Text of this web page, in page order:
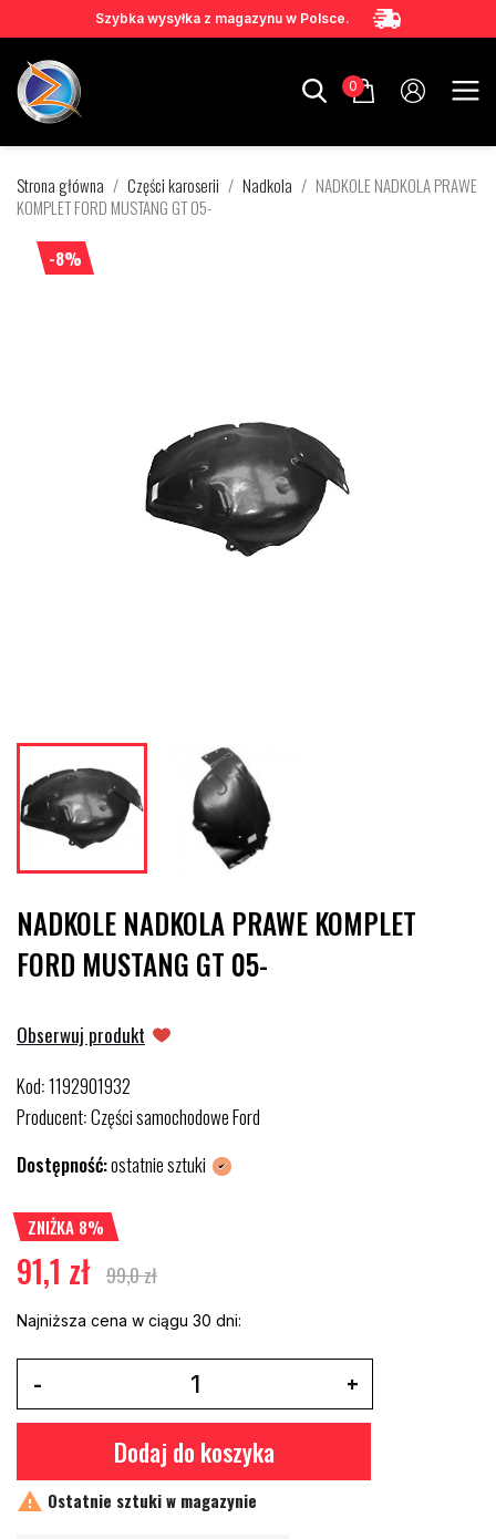
Szybka wysyłka z magazynu w Polsce.
0
Strona główna Części karoserii Nadkola
NADKOLE NADKOLA PRAWE
KOMPLET FORD MUSTANG GT 05-
-8%
NADKOLE NADKOLA PRAWE KOMPLET
FORD MUSTANG GT 05-
Obserwuj produkt
Kod:1192901932
Producent:Części samochodowe Ford
Dostępność:ostatnie sztuki
ZNIŻKA 8%
91,1 zł 99,0 zł
Najniższa cena w ciągu 30 dni:
Dodaj do koszyka
 Ostatnie sztuki w magazynie